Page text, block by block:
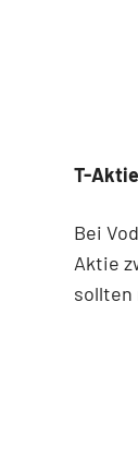
T-
Bei
Aktie
sollten